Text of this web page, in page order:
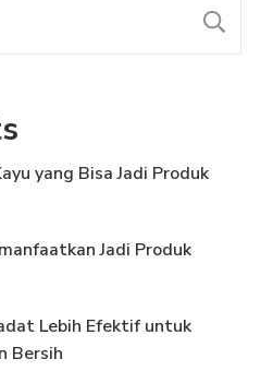
yang Bisa Jadi Produk
Jadi Produk
Lebih Efektif untuk
Bersih